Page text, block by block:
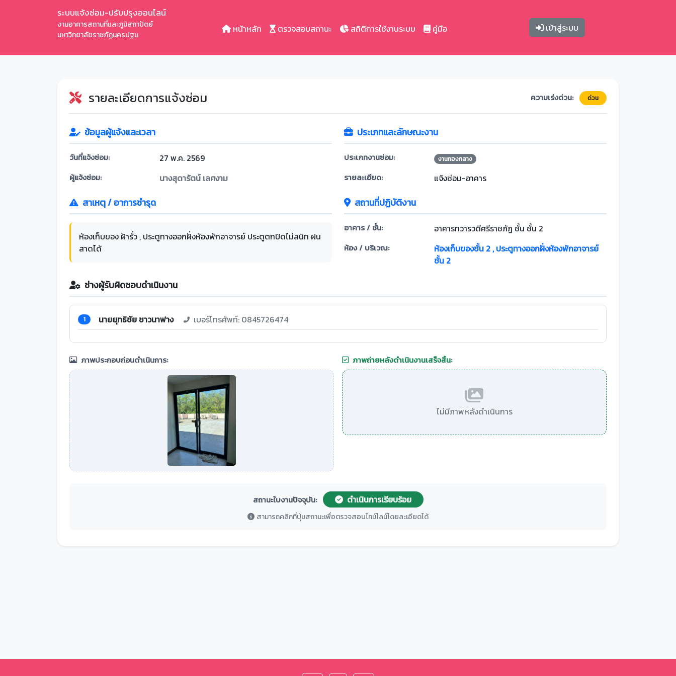
ระบบแจ้งซ่อม-ปรับปรุงออนไลน์
งานอาคารสถานที่และภูมิสถาปัตย์
มหาวิทยาลัยราชภัฏนครปฐม
หน้าหลัก ตรวจสอบสถานะ สถิติการใช้งานระบบ คู่มือ เข้าสู่ระบบ
รายละเอียดการแจ้งซ่อม ความเร่งด่วน: ด่วน
ข้อมูลผู้แจ้งและเวลา
วันที่แจ้งซ่อม: 27 พ.ค. 2569
ผู้แจ้งซ่อม: นางสุดารัตน์ เลศงาม
ประเภทและลักษณะงาน
ประเภทงานซ่อม: งานกองกลาง
รายละเอียด: แจ้งซ่อม-อาคาร
สาเหตุ / อาการชำรุด
ห้องเก็บของ ฝ้ารั่ว , ประตูทางออกฝั่งห้องพักอาจารย์ ประตูตกปิดไม่สนิท ฝน
สาดได้
สถานที่ปฏิบัติงาน
อาคาร / ชั้น: อาคารทวารวดีศรีราชภัฏ ชั้น ชั้น 2
ห้อง / บริเวณ:
ห้องเก็บของชั้น 2 , ประตูทางออกฝั่งห้องพักอาจารย์
ชั้น 2
ช่างผู้รับผิดชอบดำเนินงาน
1 นายยุทธิชัย ชาวนาฟาง เบอร์โทรศัพท์: 0845726474
ภาพประกอบก่อนดำเนินการ: ภาพถ่ายหลังดำเนินงานเสร็จสิ้น:
ไม่มีภาพหลังดำเนินการ
สถานะใบงานปัจจุบัน: ดำเนินการเรียบร้อย
สามารถคลิกที่ปุ่มสถานะเพื่อตรวจสอบไทม์ไลน์โดยละเอียดได้